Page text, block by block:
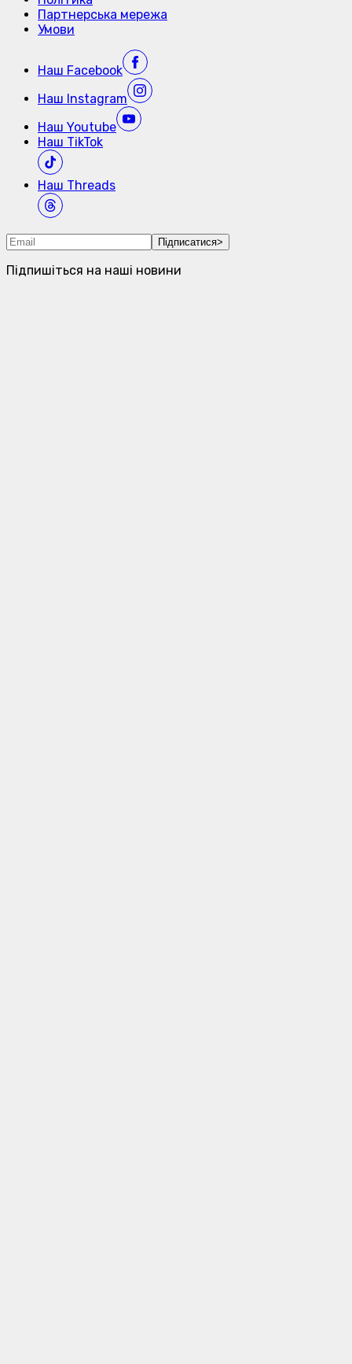
Партнерська мережа
Умови
Наш Facebook
Наш Instagram
Наш Youtube
Наш TikTok
Наш Threads
Підписатися>
Підпишіться на наші новини